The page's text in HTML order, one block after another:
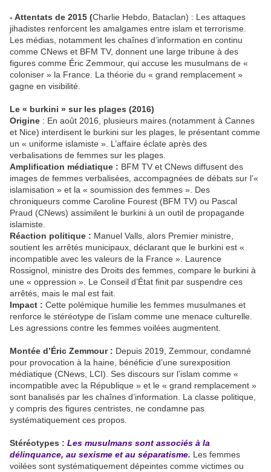
- Attentats de 2015 (Charlie Hebdo, Bataclan) : Les attaques
jihadistes renforcent les amalgames entre islam et terrorisme.
Les médias, notamment les chaînes d’information en continu
comme CNews et BFM TV, donnent une large tribune à des
figures comme Éric Zemmour, qui accuse les musulmans de «
coloniser » la France. La théorie du « grand remplacement »
gagne en visibilité.
Le « burkini » sur les plages (2016)
Origine : En août 2016, plusieurs maires (notamment à Cannes
et Nice) interdisent le burkini sur les plages, le présentant comme
un « uniforme islamiste ». L’affaire éclate après des
verbalisations de femmes sur les plages.
Amplification médiatique : BFM TV et CNews diffusent des
images de femmes verbalisées, accompagnées de débats sur l’«
islamisation » et la « soumission des femmes ». Des
chroniqueurs comme Caroline Fourest (BFM TV) ou Pascal
Praud (CNews) assimilent le burkini à un outil de propagande
islamiste.
Réaction politique : Manuel Valls, alors Premier ministre,
soutient les arrêtés municipaux, déclarant que le burkini est «
incompatible avec les valeurs de la France ». Laurence
Rossignol, ministre des Droits des femmes, compare le burkini à
une « oppression ». Le Conseil d’État finit par suspendre ces
arrêtés, mais le mal est fait.
Impact : Cette polémique humilie les femmes musulmanes et
renforce le stéréotype de l’islam comme une menace culturelle.
Les agressions contre les femmes voilées augmentent.
Montée d’Éric Zemmour : Depuis 2019, Zemmour, condamné
pour provocation à la haine, bénéficie d’une surexposition
médiatique (CNews, LCI). Ses discours sur l’islam comme «
incompatible avec la République » et le « grand remplacement »
sont banalisés par les chaînes d’information. La classe politique,
y compris des figures centristes, ne condamne pas
systématiquement ces propos.
Stéréotypes : Les musulmans sont associés à la
délinquance, au sexisme et au séparatisme. Les femmes
voilées sont systématiquement dépeintes comme victimes ou